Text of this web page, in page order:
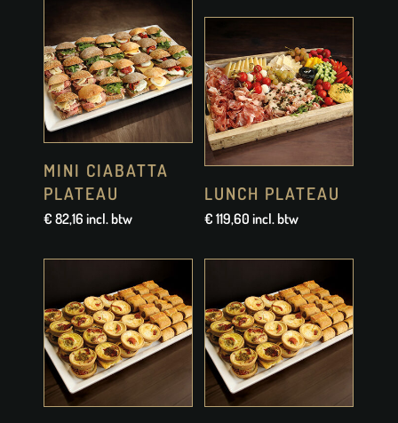
MINI CIABATTA
PLATEAU
€ 82,16 incl. btw
LUNCH PLATEAU
€ 119,60 incl. btw